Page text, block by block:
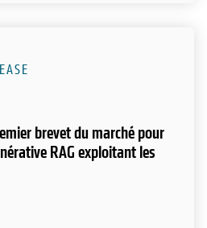
brevet du marché pour
RAG exploitant les